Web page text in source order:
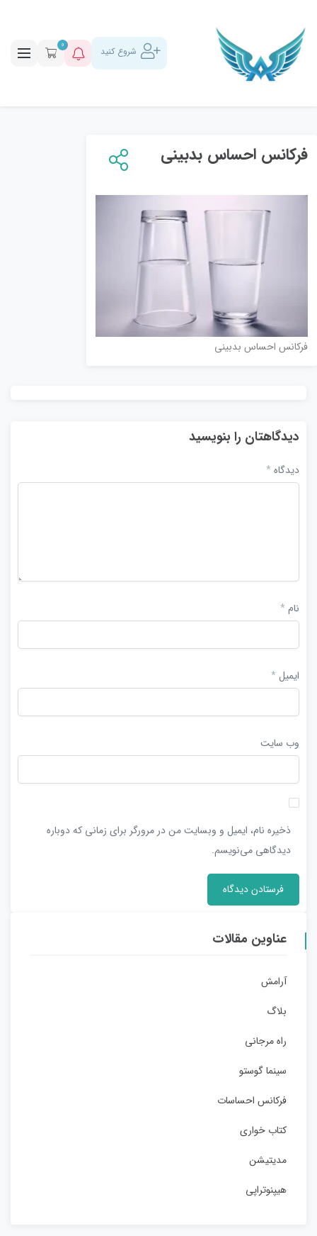
شروع کنید 0
فرکانس احساس بدبینی
فرکانس احساس بدبینی
دیدگاهتان را بنویسید
دیدگاه *
نام *
ایمیل *
وب‌ سایت
ذخیره نام، ایمیل و وبسایت من در مرورگر برای زمانی که دوباره
دیدگاهی می‌نویسم.
عناوین مقالات
آرامش
بلاگ
راه مرجانی
سینما گوستو
فرکانس احساسات
کتاب خواری
مدیتیشن
هیپنوتراپی